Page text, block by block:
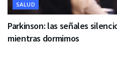
SALUD
Parkinson: las señales
mientras dormimos